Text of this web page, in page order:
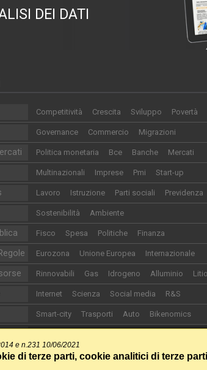
DEI DATI
Competitività Crescita Sviluppo Povertà
Governance Commercio Migrazioni
Politica monetaria Bce Banche Mercati
Multinazionali Imprese Pmi Start-up
Lavoro Istruzione Parti sociali Previdenza
Sostenibilità Ambiente
Fisco Spesa Politiche Finanza
Eurozona Unione Europea Internazionale
Rinnovabili Gas Idrogeno Alluminio Litio
Internet Scienza Social media R&S
Smart-city Trasporti Auto Bikenomics
Calcio Motori Altri sport
e n.231 10/06/2021
di terze parti, cookie analitici di terze